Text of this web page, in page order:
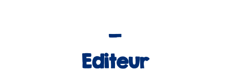
Editeur